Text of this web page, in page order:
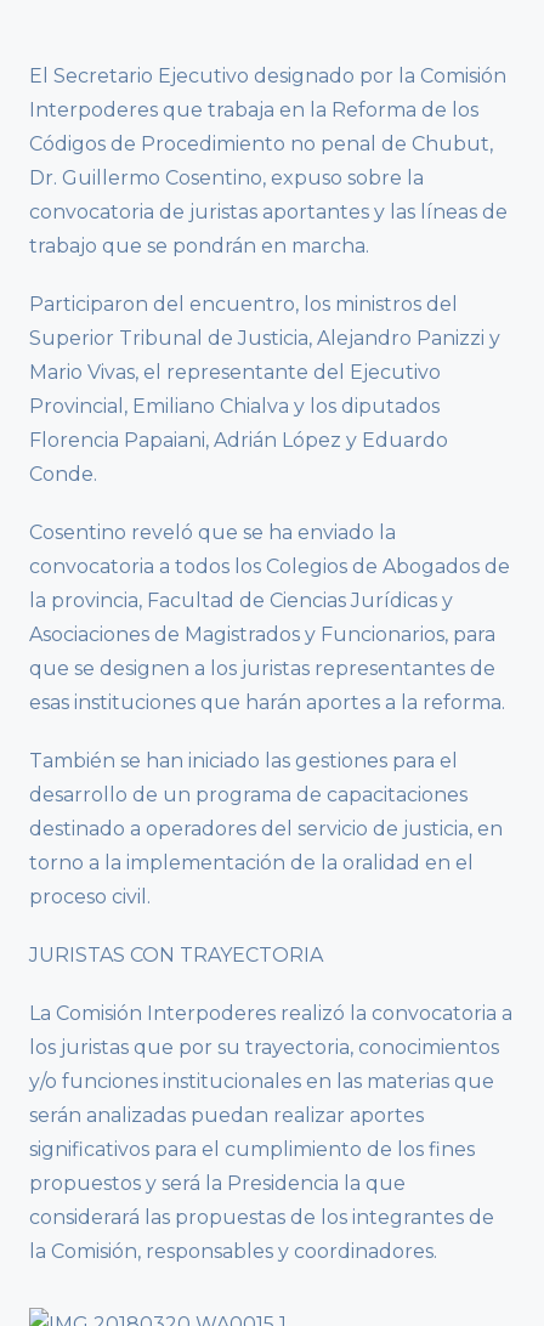
El Secretario Ejecutivo designado por la Comisión
Interpoderes que trabaja en la Reforma de los
Códigos de Procedimiento no penal de Chubut,
Dr. Guillermo Cosentino, expuso sobre la
convocatoria de juristas aportantes y las líneas de
trabajo que se pondrán en marcha.
Participaron del encuentro, los ministros del
Superior Tribunal de Justicia, Alejandro Panizzi y
Mario Vivas, el representante del Ejecutivo
Provincial, Emiliano Chialva y los diputados
Florencia Papaiani, Adrián López y Eduardo
Conde.
Cosentino reveló que se ha enviado la
convocatoria a todos los Colegios de Abogados de
la provincia, Facultad de Ciencias Jurídicas y
Asociaciones de Magistrados y Funcionarios, para
que se designen a los juristas representantes de
esas instituciones que harán aportes a la reforma.
También se han iniciado las gestiones para el
desarrollo de un programa de capacitaciones
destinado a operadores del servicio de justicia, en
torno a la implementación de la oralidad en el
proceso civil.
JURISTAS CON TRAYECTORIA
La Comisión Interpoderes realizó la convocatoria a
los juristas que por su trayectoria, conocimientos
y/o funciones institucionales en las materias que
serán analizadas puedan realizar aportes
significativos para el cumplimiento de los fines
propuestos y será la Presidencia la que
considerará las propuestas de los integrantes de
la Comisión, responsables y coordinadores.